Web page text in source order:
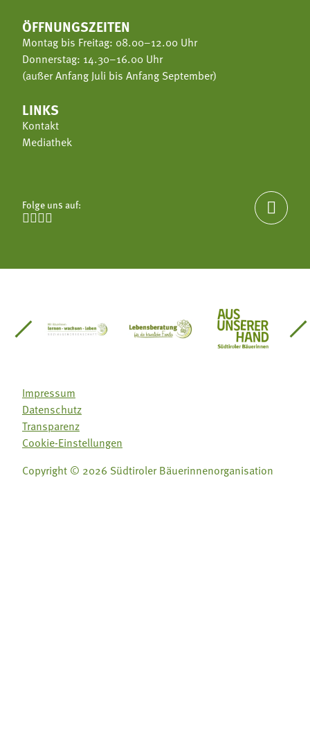
ÖFFNUNGSZEITEN
Montag bis Freitag: 08.00–12.00 Uhr
Donnerstag: 14.30–16.00 Uhr
(außer Anfang Juli bis Anfang September)
LINKS
Kontakt
Mediathek
Folge uns auf:


Südtirol
Gärtnervereinigung
Sozialgenossenschaft Mit Bäuerinnen lernen -
Lebensberatung für dieAus unserer
Impressum
Datenschutz
Transparenz
Cookie-Einstellungen
Copyright © 2026 Südtiroler Bäuerinnenorganisation